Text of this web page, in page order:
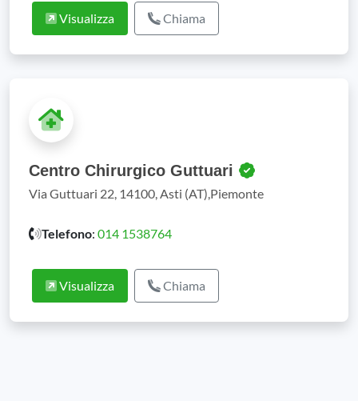
Visualizza Chiama
Centro Chirurgico Guttuari
Via Guttuari 22, 14100, Asti (AT),Piemonte
Telefono: 014 1538764
Visualizza Chiama